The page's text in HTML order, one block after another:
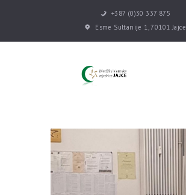
+387 (0)30 337 875
Esme Sultanije 1, 70101 Jajce
POČETNA
DŽEMATI
MEKTEB
ASOCIJACIJE